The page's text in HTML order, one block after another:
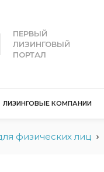
ПЕРВЫЙ
ЛИЗИНГОВЫЙ
ПОРТАЛ
Лизинг
ЛИЗИНГОВЫЕ КОМПАНИИ
физических лиц